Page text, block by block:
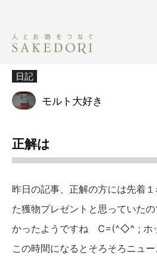
日記
モルト大好き
正解は
昨日の記事、正解の方には先着
た獲物プレゼントと思っていた
かったようですね C=(^◇^ ; ホ
この時間になるとそろそろニュ